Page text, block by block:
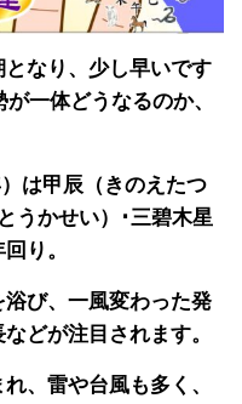
なり、少し早いです
一体どうなるのか、
は甲辰（きのえたつ
うかせい）･三碧木星
り。
び、一風変わった発
どが注目されます。
、雷や台風も多く、